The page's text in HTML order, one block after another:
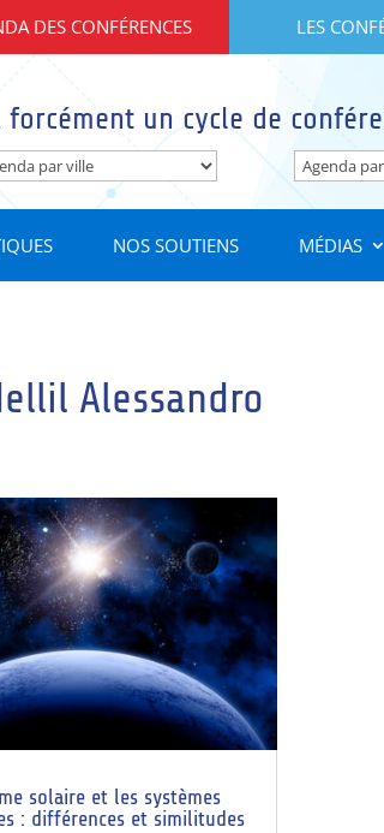
DES CONFÉRENCES LES
un cycle de
NOS SOUTIENS MÉDIAS
Alessandro
solaire et les systèmes
: différences et similitudes